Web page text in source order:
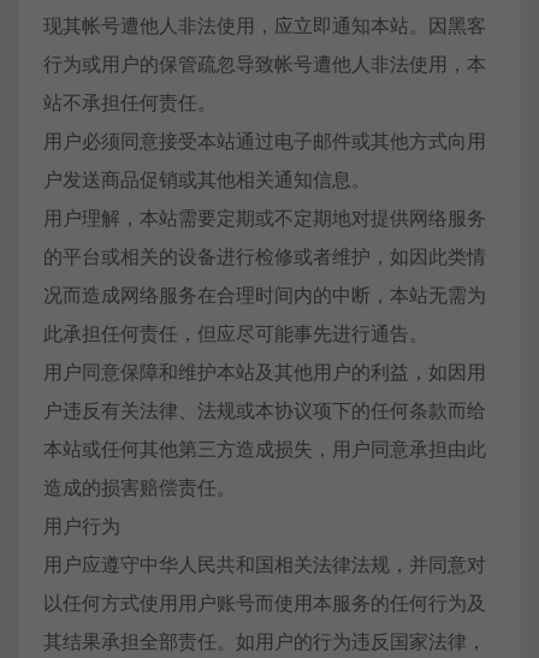
现其帐号遭他人非法使用，应立即通知本站。因黑客
行为或用户的保管疏忽导致帐号遭他人非法使用，本
站不承担任何责任。
用户必须同意接受本站通过电子邮件或其他方式向用
户发送商品促销或其他相关通知信息。
用户理解，本站需要定期或不定期地对提供网络服务
的平台或相关的设备进行检修或者维护，如因此类情
况而造成网络服务在合理时间内的中断，本站无需为
此承担任何责任，但应尽可能事先进行通告。
用户同意保障和维护本站及其他用户的利益，如因用
户违反有关法律、法规或本协议项下的任何条款而给
本站或任何其他第三方造成损失，用户同意承担由此
造成的损害赔偿责任。
用户行为
用户应遵守中华人民共和国相关法律法规，并同意对
以任何方式使用用户账号而使用本服务的任何行为及
其结果承担全部责任。如用户的行为违反国家法律，